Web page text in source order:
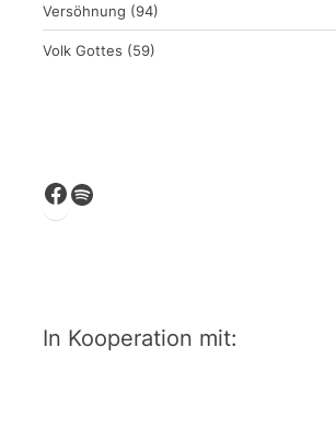
Versöhnung (94)
Volk Gottes (59)
Facebook
Spotify
In Kooperation mit: